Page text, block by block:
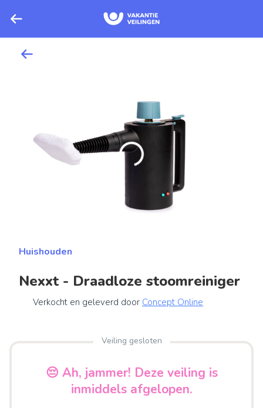
Huishouden
Nexxt - Draadloze stoomreiniger
Verkocht en geleverd door Concept Online
Veiling gesloten
😔 Ah, jammer! Deze veiling is
inmiddels afgelopen.